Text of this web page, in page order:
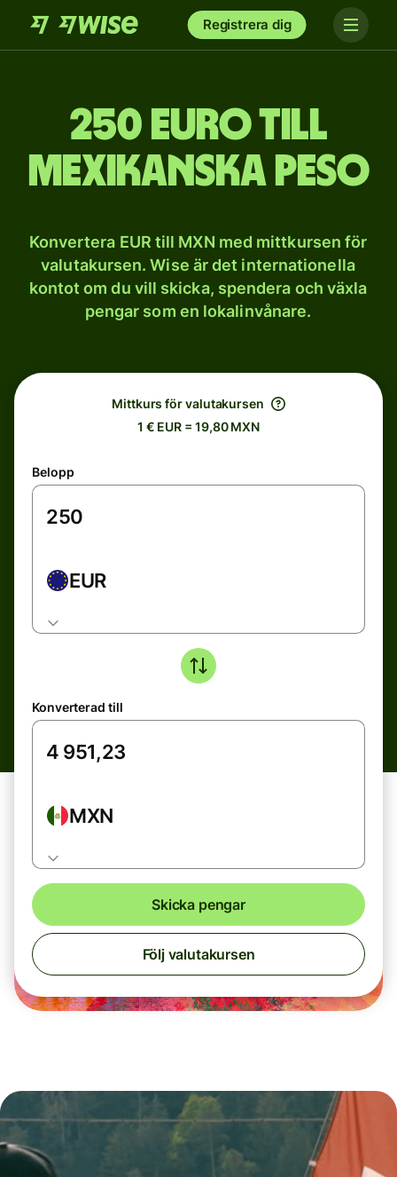
Registrera dig
250 euro till
mexikanska peso
Konvertera EUR till MXN med mittkursen för
valutakursen. Wise är det internationella
kontot om du vill skicka, spendera och växla
pengar som en lokalinvånare.
Mittkurs för valutakursen
1 € EUR = 19,80 MXN
Belopp
EUR
Konverterad till
MXN
Skicka pengar
Följ valutakursen